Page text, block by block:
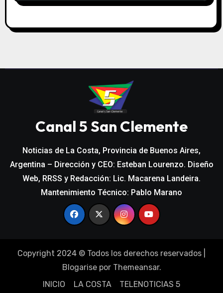
Canal 5 San Clemente
Noticias de La Costa, Provincia de Buenos Aires,
Argentina – Dirección y CEO: Esteban Lourenzo. Diseño
Web, RRSS y Redacción: Lic. Macarena Landeira.
Mantenimiento Técnico: Pablo Marano
Copyright 2024 © Todos los derechos reservados
Blogarisepor Themeansar.
INICIO
LA COSTA TELENOTICIAS 5